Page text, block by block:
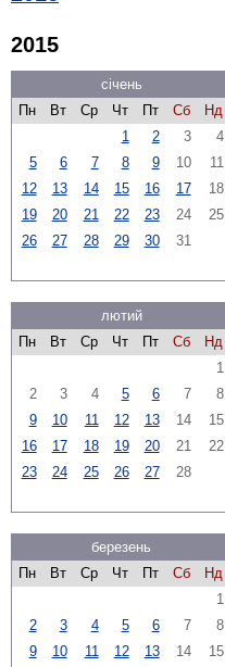
2015
січень
Пн
Вт Ср Чт Пт Сб
Нд
1
2 3
4
5
6 7 8 9 10
11
12
13 14 15 16 17
18
19
20 21 22 23 24
25
26
27 28 29 30 31
лютий
Пн
Вт Ср Чт Пт Сб
Нд
1
2
3 4 5 6 7
8
9
10 11 12 13 14
15
16
17 18 19 20 21
22
23
24 25 26 27 28
березень
Пн
Вт Ср Чт Пт Сб
Нд
1
2
3 4 5 6 7
8
9
10 11 12 13 14
15